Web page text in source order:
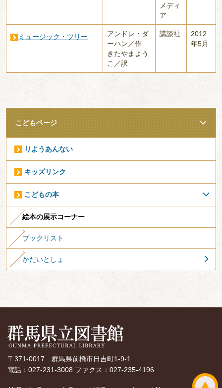
メディ
ア
ミュージック・ツリー
アンドレ・ダ
ーハン／作
きたやまよう
こ／訳
講談社
2012
年5月
こどもページ
りようあんない
キッズリンク
こどもの本
絵本の展示コーナー
ブックリスト
かだいとしょ
〒371-0017 群馬県前橋市日吉町1-9-1
電話：027-231-3008 ファクス：027-235-4196